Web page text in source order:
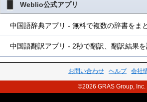
Weblio公式アプリ
中国語辞典アプリ - 無料で複数の辞書をま
中国語翻訳アプリ - 2秒で翻訳、翻訳結果
お問い合わせ ヘルプ 会社
©2026 GRAS Group, Inc.